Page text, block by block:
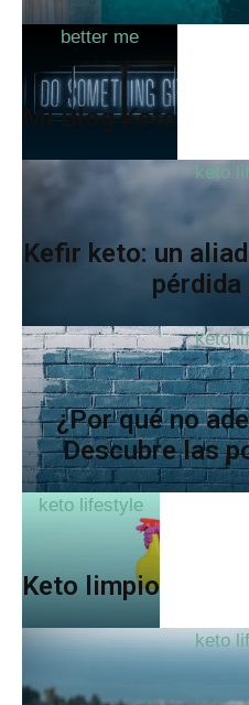
better me
Mi Blog Keto
keto
Kefir keto: un
pérdida
keto
¿Por qué no
Descubre las
keto lifestyle
Keto limpio
keto